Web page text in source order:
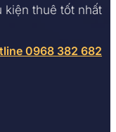
kiện thuê tốt nhất
0968 382 682